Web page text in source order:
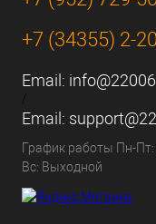
+7 (34355) 2-
Email:
/
Email:
График работы Пн-Пт:
Вс: Выходной